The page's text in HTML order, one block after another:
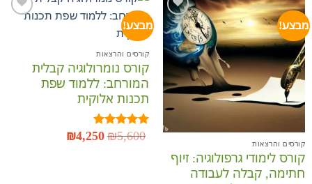
מבצע!
הוסף
לרשימת
המשאלות
קורסים והרצאות
קורס לימודי גרפולוגיה: זיוף
חתימה, קבלה לעבודה
מבצע!
קורסים והרצאות
קורס נומרולוגיה קבלית
המורחב: ללמוד שפת
תכנות אלוקית
דורג5.00
₪5,600 המחיר
המקורי₪4,250